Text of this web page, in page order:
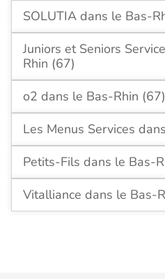
SOLUTIA dans le Bas-
Juniors et Seniors
Rhin (67)
o2 dans le Bas-Rhin (67)
Les Menus Services
Petits-Fils dans le Bas-
Vitalliance dans le Bas-